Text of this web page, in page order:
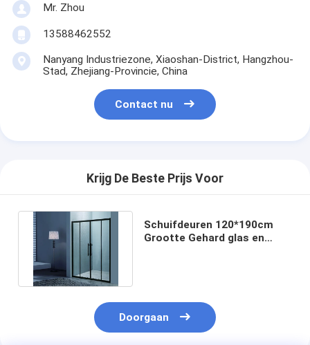
Mr. Zhou
13588462552
Nanyang Industriezone, Xiaoshan-District, Hangzhou-
Stad, Zhejiang-Provincie, China
Contact nu
Krijg De Beste Prijs Voor
Schuifdeuren 120*190cm
Grootte Gehard glas en
Doorgaan